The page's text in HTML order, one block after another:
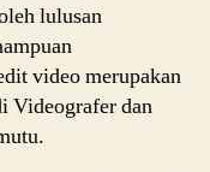
lulusan
video merupakan
Videografer dan